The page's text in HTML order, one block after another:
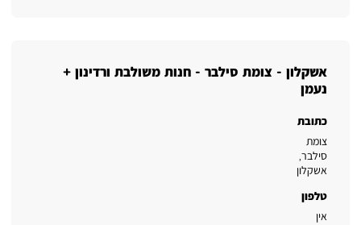
אשקלון - צומת סילבר - חנות משולבת ורדינון +
נעמן
כתובת
צומת
סילבר,
אשקלון
טלפון
אין